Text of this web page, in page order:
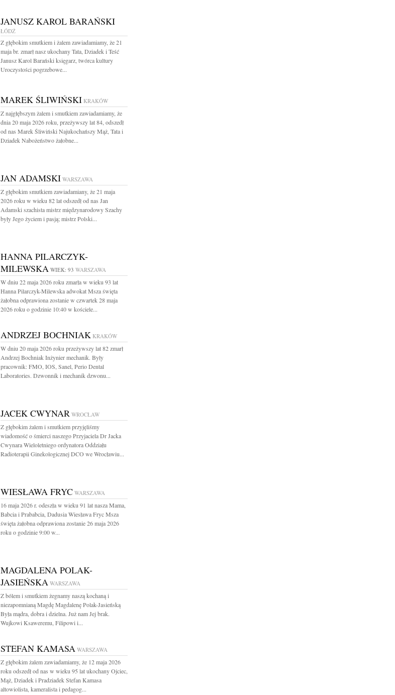
JANUSZ KAROL BARAŃSKI
ŁÓDŹ
Z głębokim smutkiem i żalem zawiadamiamy, że 21
maja br. zmarł nasz ukochany Tata, Dziadek i Teść
Janusz Karol Barański księgarz, twórca kultury
Uroczystości pogrzebowe...
MAREK ŚLIWIŃSKI KRAKÓW
Z najgłębszym żalem i smutkiem zawiadamiamy, że
dnia 20 maja 2026 roku, przeżywszy lat 84, odszedł
od nas Marek Śliwiński Najukochańszy Mąż, Tata i
Dziadek Nabożeństwo żałobne...
JAN ADAMSKI WARSZAWA
Z głębokim smutkiem zawiadamiany, że 21 maja
2026 roku w wieku 82 lat odszedł od nas Jan
Adamski szachista mistrz międzynarodowy Szachy
były Jego życiem i pasją; mistrz Polski...
HANNA PILARCZYK-
MILEWSKA WIEK: 93 WARSZAWA
W dniu 22 maja 2026 roku zmarła w wieku 93 lat
Hanna Pilarczyk-Milewska adwokat Msza święta
żałobna odprawiona zostanie w czwartek 28 maja
2026 roku o godzinie 10:40 w kościele...
ANDRZEJ BOCHNIAK KRAKÓW
W dniu 20 maja 2026 roku przeżywszy lat 82 zmarł
Andrzej Bochniak Inżynier mechanik. Były
pracownik: FMO, IOS, Sanel, Perio Dental
Laboratories. Dzwonnik i mechanik dzwonu...
JACEK CWYNAR WROCŁAW
Z głębokim żalem i smutkiem przyjęliśmy
wiadomość o śmierci naszego Przyjaciela Dr Jacka
Cwynara Wieloletniego ordynatora Oddziału
Radioterapii Ginekologicznej DCO we Wrocławiu...
WIESŁAWA FRYC WARSZAWA
16 maja 2026 r. odeszła w wieku 91 lat nasza Mama,
Babcia i Prababcia, Dadusia Wiesława Fryc Msza
święta żałobna odprawiona zostanie 26 maja 2026
roku o godzinie 9:00 w...
MAGDALENA POLAK-
JASIEŃSKA WARSZAWA
Z bólem i smutkiem żegnamy naszą kochaną i
niezapomnianą Magdę Magdalenę Polak-Jasieńską
Była mądra, dobra i dzielna. Już nam Jej brak.
Wujkowi Ksaweremu, Filipowi i...
STEFAN KAMASA WARSZAWA
Z głębokim żalem zawiadamiamy, że 12 maja 2026
roku odszedł od nas w wieku 95 lat ukochany Ojciec,
Mąż, Dziadek i Pradziadek Stefan Kamasa
altowiolista, kameralista i pedagog...